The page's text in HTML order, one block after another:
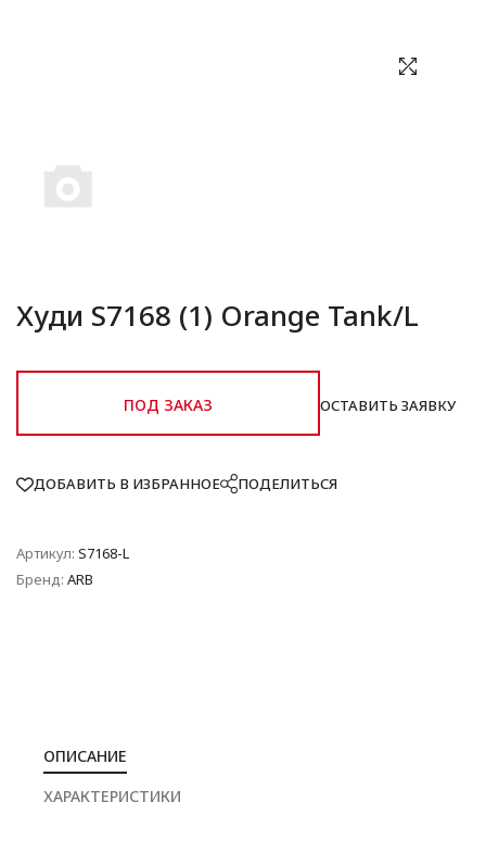
Худи S7168 (1) Orange Tank/L
ПОД ЗАКАЗ ОСТАВИТЬ ЗАЯВКУ
ДОБАВИТЬ В ИЗБРАННОЕ ПОДЕЛИТЬСЯ
Артикул: S7168-L
Бренд: ARB
ОПИСАНИЕ
ХАРАКТЕРИСТИКИ